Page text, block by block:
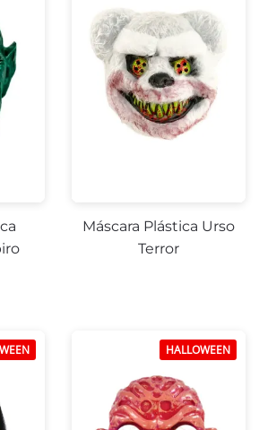
Máscara Plástica Urso
Terror
HALLOWEEN